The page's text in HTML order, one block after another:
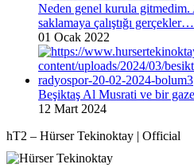
Neden genel kurula
saklamaya çalıştığı gerçekler…
01 Ocak 2022
Beşiktaş Al Musrati ve bir
12 Mart 2024
hT2 – Hürser Tekinoktay | Official